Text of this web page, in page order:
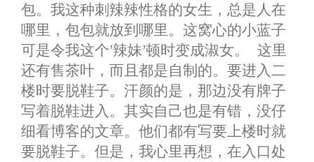
包。我这种刺辣辣性格的女生，总是人在
哪里，包包就放到哪里。这窝心的小蓝子
可是令我这个’辣妹’顿时变成淑女。 这里
还有售茶叶，而且都是自制的。要进入二
楼时要脱鞋子。汗颜的是，那边没有牌子
写着脱鞋进入。其实自己也是有错，没仔
细看博客的文章。他们都有写要上楼时就
要脱鞋子。但是，我心里再想，在入口处